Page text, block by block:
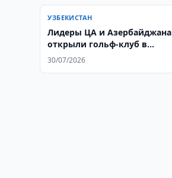
УЗБЕКИСТАН
Лидеры ЦА и Азербайджана
открыли гольф-клуб в
Кыргызстане
30/07/2026